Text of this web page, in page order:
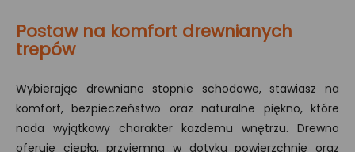
Postaw na komfort drewnianych
trepów
Wybierając drewniane stopnie schodowe, stawiasz na
komfort, bezpieczeństwo oraz naturalne piękno, które
nada wyjątkowy charakter każdemu wnętrzu. Drewno
oferuje ciepłą, przyjemną w dotyku powierzchnię oraz